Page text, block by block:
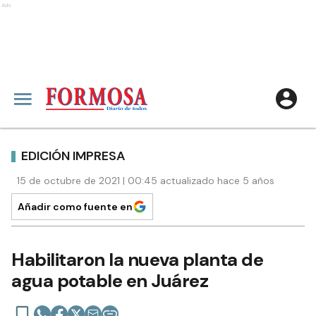
Ads
EDICIÓN IMPRESA
15 de octubre de 2021 | 00:45 actualizado hace 5 años
Añadir como fuente en
Habilitaron la nueva planta de
agua potable en Juárez